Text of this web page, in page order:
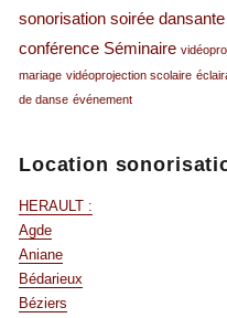
sonorisation soirée dansante
conférence Séminaire
mariage vidéoprojection scolaire
de danse événement
Location
HERAULT :
Agde
Aniane
Bédarieux
Béziers